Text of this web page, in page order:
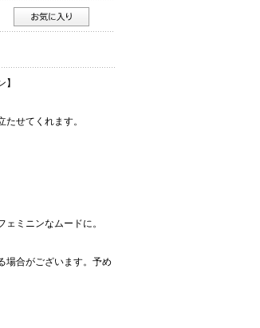
せてくれます。
ミニンなムードに。
場合がございます。予め